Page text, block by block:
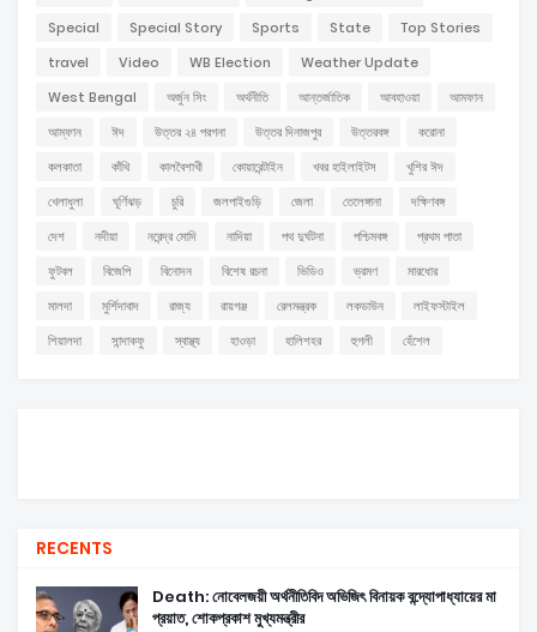
Special
Special Story Sports State
Top Stories
travel
Video WB Election
Weather Update
West Bengal
অর্জুন সিং অর্থনীতি আন্তর্জাতিক আবহাওয়া
আমফান
আম্ফান
ঈদ উত্তর ২৪ পরগনা উত্তর দিনাজপুর উত্তরবঙ্গ
করোনা
কলকাতা
কাঁথি কালবৈশাখী কোয়ারেন্টাইন খবর হাইলাইটস
খুশির ঈদ
খেলাধুলা
ঘূর্ণিঝড় চুরি জলপাইগুড়ি জেলা তেলেঙ্গানা
দক্ষিণবঙ্গ
দেশ
নদীয়া নরেন্দ্র মোদি নাদিয়া পথ দুর্ঘটনা পশ্চিমবঙ্গ
প্রথম পাতা
ফুটবল
বিজেপি বিনোদন বিশেষ রচনা ভিডিও ভ্রমণ
মারধোর
মালদা
মুর্শিদাবাদ রাজ্য রায়গঞ্জ রেলমন্ত্রক লকডাউন
লাইফস্টাইল
শিয়ালদা
সান্দাকফু স্বাস্থ্য হাওড়া হালিশহর হুগলী হেঁশেল
RECENTS
Death: নোবেলজয়ী অর্থনীতিবিদ অভিজিৎ বিনায়ক বন্দ্যোপাধ্যায়ের মা
প্রয়াত, শোকপ্রকাশ মুখ্যমন্ত্রীর